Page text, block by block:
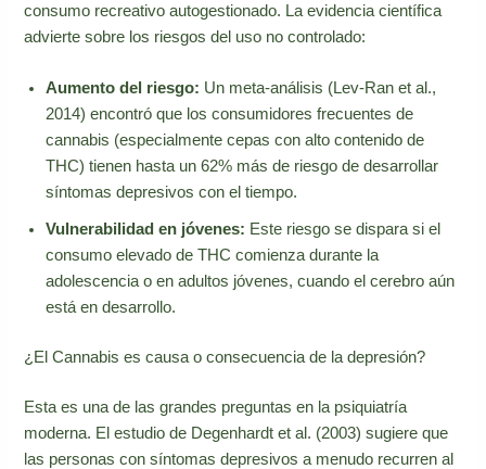
consumo recreativo autogestionado. La evidencia científica
advierte sobre los riesgos del uso no controlado:
Aumento del riesgo: Un meta-análisis (Lev-Ran et al.,
2014) encontró que los consumidores frecuentes de
cannabis (especialmente cepas con alto contenido de
THC) tienen hasta un 62% más de riesgo de desarrollar
síntomas depresivos con el tiempo.
Vulnerabilidad en jóvenes: Este riesgo se dispara si el
consumo elevado de THC comienza durante la
adolescencia o en adultos jóvenes, cuando el cerebro aún
está en desarrollo.
¿El Cannabis es causa o consecuencia de la depresión?
Esta es una de las grandes preguntas en la psiquiatría
moderna. El estudio de Degenhardt et al. (2003) sugiere que
las personas con síntomas depresivos a menudo recurren al